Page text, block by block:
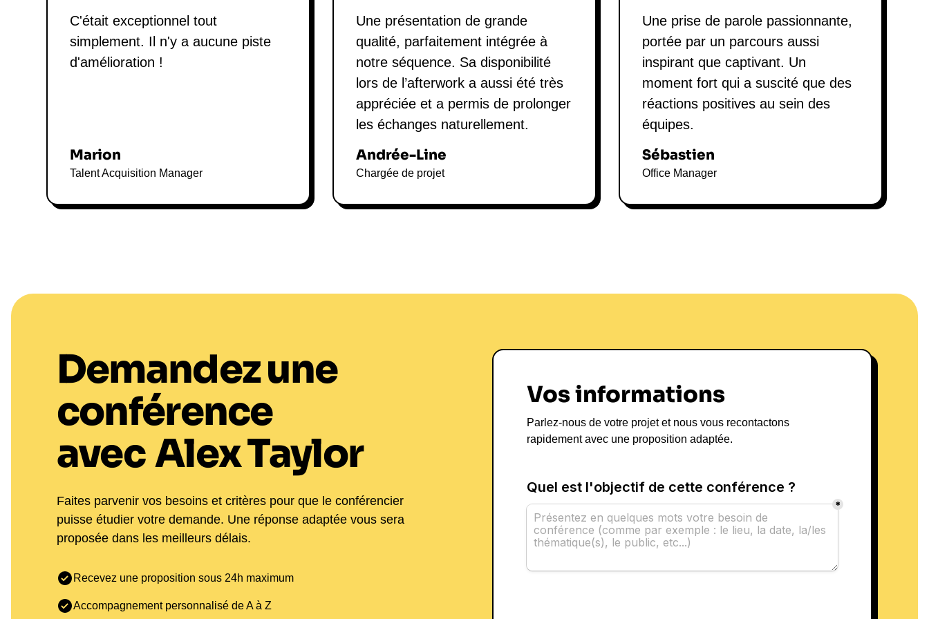
C'était exceptionnel tout
simplement. Il n'y a aucune piste
d'amélioration !
Marion
Talent Acquisition Manager
Une présentation de grande
qualité, parfaitement intégrée à
notre séquence. Sa disponibilité
lors de l’afterwork a aussi été très
appréciée et a permis de prolonger
les échanges naturellement.
Andrée-Line
Chargée de projet
Une prise de parole passionnante,
portée par un parcours aussi
inspirant que captivant. Un
moment fort qui a suscité que des
réactions positives au sein des
équipes.
Sébastien
Office Manager
Demandez une
conférence
avec Alex Taylor
Faites parvenir vos besoins et critères pour que le conférencier
puisse étudier votre demande. Une réponse adaptée vous sera
proposée dans les meilleurs délais.
Recevez une proposition sous 24h maximum
Accompagnement personnalisé de A à Z
Vos informations
Parlez-nous de votre projet et nous vous recontactons
rapidement avec une proposition adaptée.